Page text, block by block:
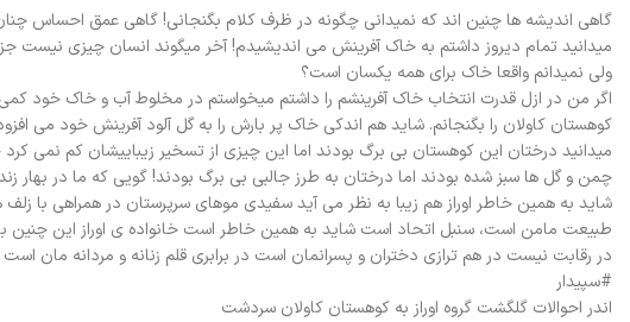
گاهی اندیشه ها چنین اند که نمیدانی چگونه در ظرف کلام بگنجانی! گاهی عمق احساس
میدانید تمام دیروز داشتم به خاک آفرینش می اندیشیدم! آخر میگوند انسان چیزی نیست
ولی نمیدانم واقعا خاک برای همه یکسان است؟
اگر من در ازل قدرت انتخاب خاک آفرینشم را داشتم میخواستم در مخلوط آب و خاک خود
کوهستان کاولان را بگنجانم. شاید هم اندکی خاک پر بارش را به گل آلود آفرینش خود می
میدانید درختان این کوهستان بی برگ بودند اما این چیزی از تسخیر زیباییشان کم نمی
چمن و گل ها سبز شده بودند اما درختان به طرز جالبی بی برگ بودند! گویی که ما در بهار
شاید به همین خاطر اوراز هم زیبا به نظر می آید سفیدی موهای سرپرستان در همراهی با زلف
طبیعت مامن است، سنبل اتحاد است شاید به همین خاطر است خانواده ی اوراز این
در رقابت نیست در هم ترازی دختران و پسرانمان است در برابری قلم زنانه و مردانه مان
#سپیدار
اندر احوالات گلگشت گروه اوراز به کوهستان کاولان سردشت